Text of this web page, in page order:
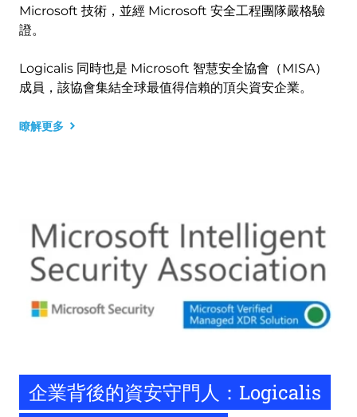
Microsoft 技術，並經 Microsoft 安全工程團隊嚴格驗
證。
Logicalis 同時也是 Microsoft 智慧安全協會（MISA）
成員，該協會集結全球最值得信賴的頂尖資安企業。
瞭解更多
企業背後的資安守門人：Logicalis